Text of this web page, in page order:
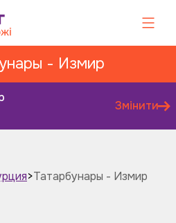
- Измир
Змінити
>Татарбунары - Измир